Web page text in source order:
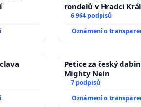
rondelů v Hradci
6 964 podpisů
Oznámení o
Petice za český
Mighty Nein
7 podpisů
Oznámení o